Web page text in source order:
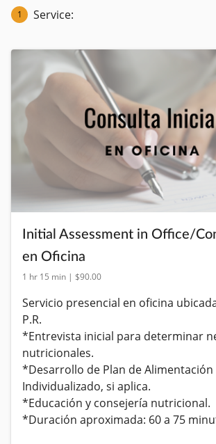
1 Service:
Initial Assessment in Office/
en Oficina
1 hr 15 min | $90.00
Servicio presencial en oficina
P.R.
*Entrevista inicial para determinar
nutricionales.​
*Desarrollo de Plan de Alimentación
Individualizado, si aplica.
*Educación y consejería nutricional.​
​*Duración aproximada: 60 a 75